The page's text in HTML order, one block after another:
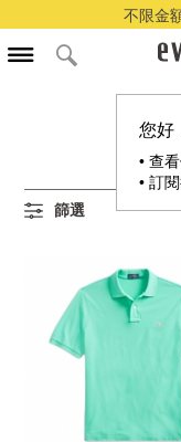
不限金
您好
• 查
• 訂
篩選